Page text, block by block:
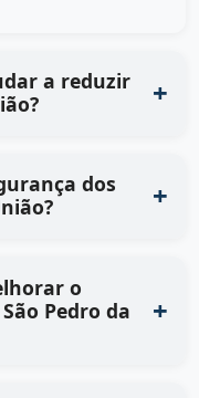
a reduzir
dos
o
Pedro da